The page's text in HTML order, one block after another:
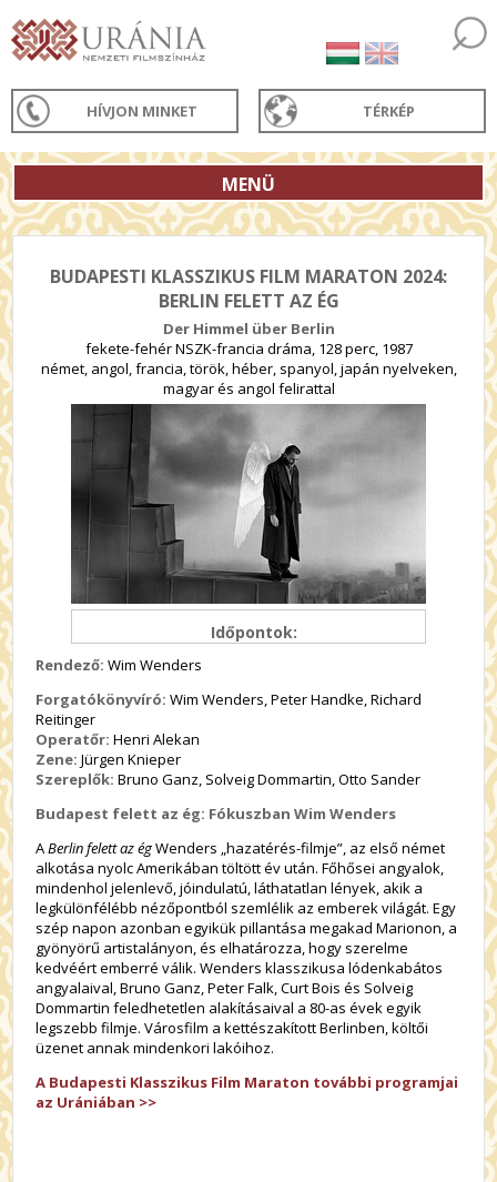
HÍVJON MINKET TÉRKÉP
MENÜ
BUDAPESTI KLASSZIKUS FILM MARATON 2024:
BERLIN FELETT AZ ÉG
Der Himmel über Berlin
fekete-fehér NSZK-francia dráma, 128 perc, 1987
német, angol, francia, török, héber, spanyol, japán nyelveken,
magyar és angol felirattal
Időpontok:
Rendező: Wim Wenders
Forgatókönyvíró: Wim Wenders, Peter Handke, Richard
Reitinger
Operatőr: Henri Alekan
Zene: Jürgen Knieper
Szereplők: Bruno Ganz, Solveig Dommartin, Otto Sander
Budapest felett az ég: Fókuszban Wim Wenders
ABerlin felett az égWenders „hazatérés-filmje”, az első német
alkotása nyolc Amerikában töltött év után. Főhősei angyalok,
mindenhol jelenlevő, jóindulatú, láthatatlan lények, akik a
legkülönfélébb nézőpontból szemlélik az emberek világát. Egy
szép napon azonban egyikük pillantása megakad Marionon, a
gyönyörű artistalányon, és elhatározza, hogy szerelme
kedvéért emberré válik. Wenders klasszikusa lódenkabátos
angyalaival, Bruno Ganz, Peter Falk, Curt Bois és Solveig
Dommartin feledhetetlen alakításaival a 80-as évek egyik
legszebb filmje. Városfilm a kettészakított Berlinben, költői
üzenet annak mindenkori lakóihoz.
A Budapesti Klasszikus Film Maraton további programjai
az Urániában >>